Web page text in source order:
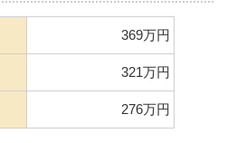
369万円
321万円
276万円